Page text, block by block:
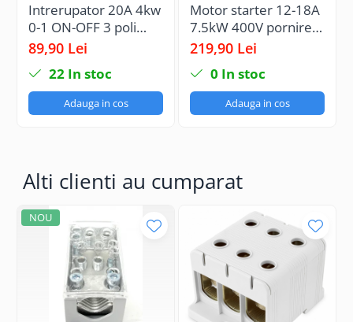
Intrerupator 20A 4kw
0-1 ON-OFF 3 poli
400V AC IP65
casetat
89,90 Lei
22 In stoc
Adauga in cos
Motor starter 12-18A
7.5kW 400V pornire
motor echipat cu
termic IP65
219,90 Lei
0 In stoc
Adauga in cos
Alti clienti au cumparat
NOU